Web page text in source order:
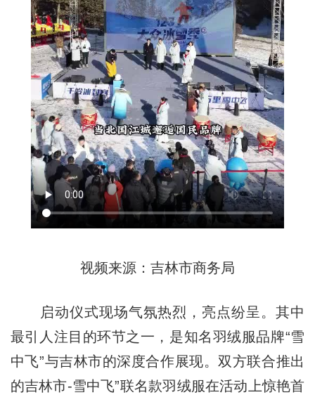
视频来源：吉林市商务局
启动仪式现场气氛热烈，亮点纷呈。其中
最引人注目的环节之一，是知名羽绒服品牌“雪
中飞”与吉林市的深度合作展现。双方联合推出
的吉林市-雪中飞”联名款羽绒服在活动上惊艳首